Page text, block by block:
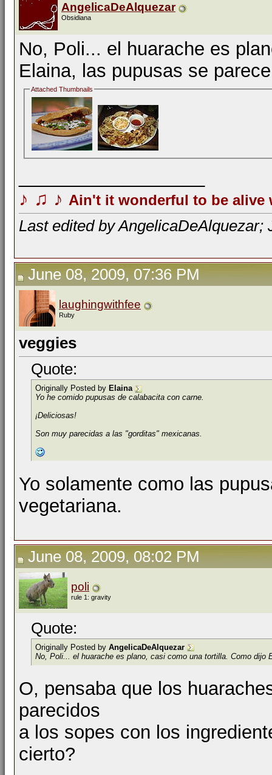
AngelicaDeAlquezar
Obsidiana
No, Poli... el huarache es
Elaina, las pupusas se
Attached Thumbnails
♪ ♫ ♪ Ain't it wonderful to be
Last edited by AngelicaDeAlquezar;
June 08, 2009, 07:36 PM
laughingwithfee
Ruby
veggies
Quote:
Originally Posted by Elaina
Yo he comido pupusas de calabacita con carne.
¡Deliciosas!
Son muy parecidas a las "gorditas" mexicanas.
Yo solamente como las
vegetariana.
June 08, 2009, 08:02 PM
poli
rule 1: gravity
Quote:
Originally Posted by AngelicaDeAlquezar
No, Poli... el huarache es plano, casi como una tortilla. Como
O, pensaba que los
parecidos
a los sopes con los
cierto?